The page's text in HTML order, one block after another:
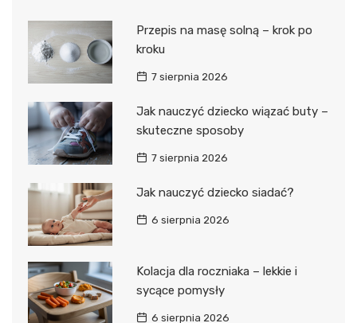
Przepis na masę solną – krok po
kroku
7 sierpnia 2026
Jak nauczyć dziecko wiązać buty –
skuteczne sposoby
7 sierpnia 2026
Jak nauczyć dziecko siadać?
6 sierpnia 2026
Kolacja dla roczniaka – lekkie i
sycące pomysły
6 sierpnia 2026